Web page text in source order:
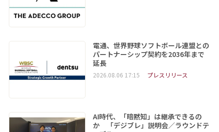
電通、世界野球ソフトボール連盟との
パートナーシップ契約を2036年まで
延長
2026.08.06 17:15 プレスリリース
AI時代、「暗黙知」は継承できるの
か 「デジブレ」説明会／ラウンドテ